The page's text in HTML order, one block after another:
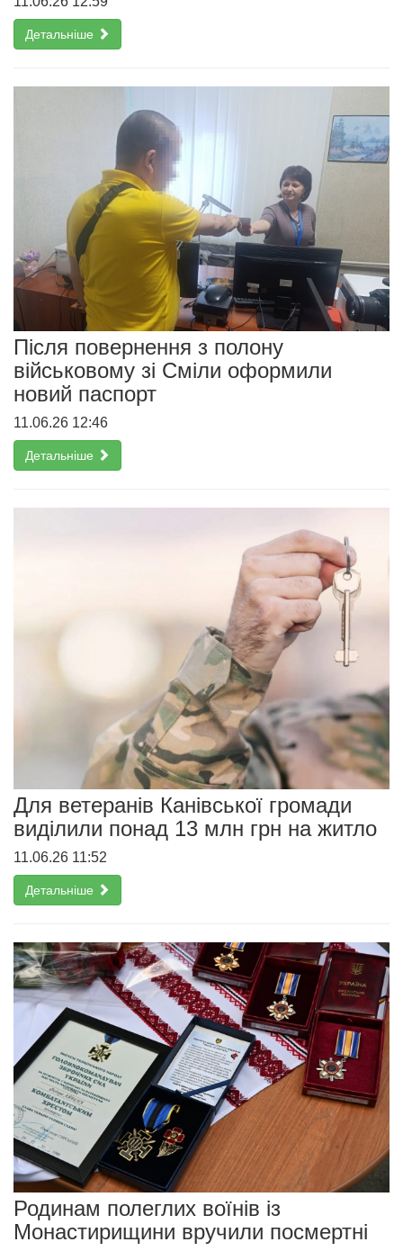
Детальніше
Після повернення з полону
військовому зі Сміли оформили
новий паспорт
11.06.26 12:46
Детальніше
Для ветеранів Канівської громади
виділили понад 13 млн грн на житло
11.06.26 11:52
Детальніше
Родинам полеглих воїнів із
Монастирищини вручили посмертні